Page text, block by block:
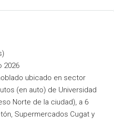
2026
ubicado en sector
(en auto) de Universidad
Norte de la ciudad), a 6
Supermercados Cugat y